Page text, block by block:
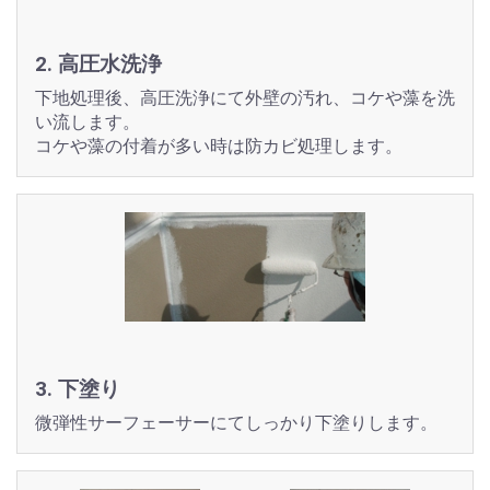
2. 高圧水洗浄
下地処理後、高圧洗浄にて外壁の汚れ、コケや藻を洗
い流します。
コケや藻の付着が多い時は防カビ処理します。
3. 下塗り
微弾性サーフェーサーにてしっかり下塗りします。